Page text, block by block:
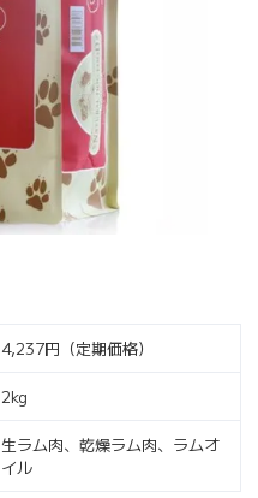
4,237円（定期価格）
2kg
生ラム肉、乾燥ラム肉、ラムオ
イル